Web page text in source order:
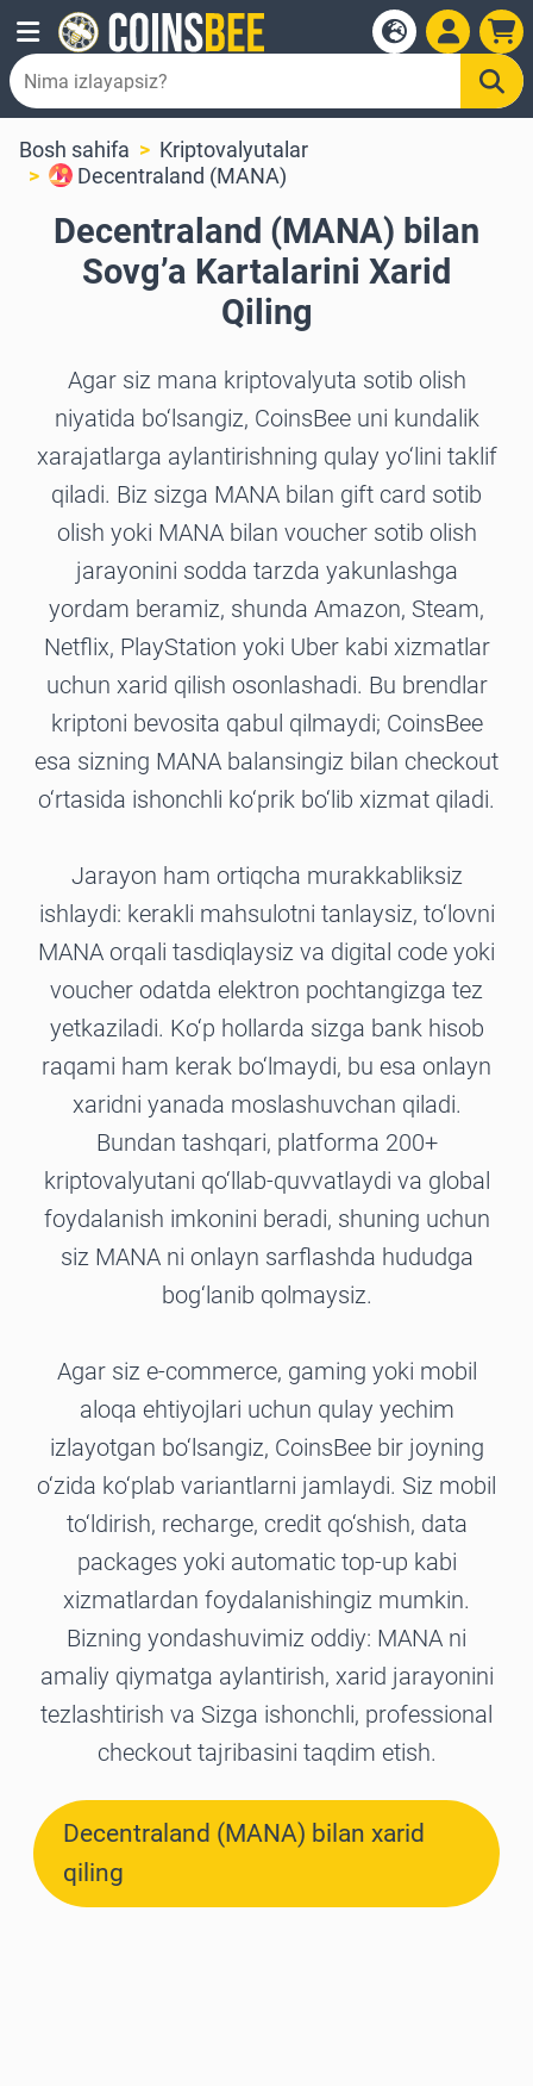
Bosh sahifa
Kriptovalyutalar
Decentraland (MANA)
Decentraland (MANA) bilan
Sovg’a Kartalarini Xarid
Qiling
Agar siz mana kriptovalyuta sotib olish
niyatida bo‘lsangiz, CoinsBee uni kundalik
xarajatlarga aylantirishning qulay yo‘lini taklif
qiladi. Biz sizga MANA bilan gift card sotib
olish yoki MANA bilan voucher sotib olish
jarayonini sodda tarzda yakunlashga
yordam beramiz, shunda Amazon, Steam,
Netflix, PlayStation yoki Uber kabi xizmatlar
uchun xarid qilish osonlashadi. Bu brendlar
kriptoni bevosita qabul qilmaydi; CoinsBee
esa sizning MANA balansingiz bilan checkout
o‘rtasida ishonchli ko‘prik bo‘lib xizmat qiladi.
Jarayon ham ortiqcha murakkabliksiz
ishlaydi: kerakli mahsulotni tanlaysiz, to‘lovni
MANA orqali tasdiqlaysiz va digital code yoki
voucher odatda elektron pochtangizga tez
yetkaziladi. Ko‘p hollarda sizga bank hisob
raqami ham kerak bo‘lmaydi, bu esa onlayn
xaridni yanada moslashuvchan qiladi.
Bundan tashqari, platforma 200+
kriptovalyutani qo‘llab-quvvatlaydi va global
foydalanish imkonini beradi, shuning uchun
siz MANA ni onlayn sarflashda hududga
bog‘lanib qolmaysiz.
Agar siz e-commerce, gaming yoki mobil
aloqa ehtiyojlari uchun qulay yechim
izlayotgan bo‘lsangiz, CoinsBee bir joyning
o‘zida ko‘plab variantlarni jamlaydi. Siz mobil
to‘ldirish, recharge, credit qo‘shish, data
packages yoki automatic top-up kabi
xizmatlardan foydalanishingiz mumkin.
Bizning yondashuvimiz oddiy: MANA ni
amaliy qiymatga aylantirish, xarid jarayonini
tezlashtirish va Sizga ishonchli, professional
checkout tajribasini taqdim etish.
Decentraland (MANA) bilan xarid
qiling